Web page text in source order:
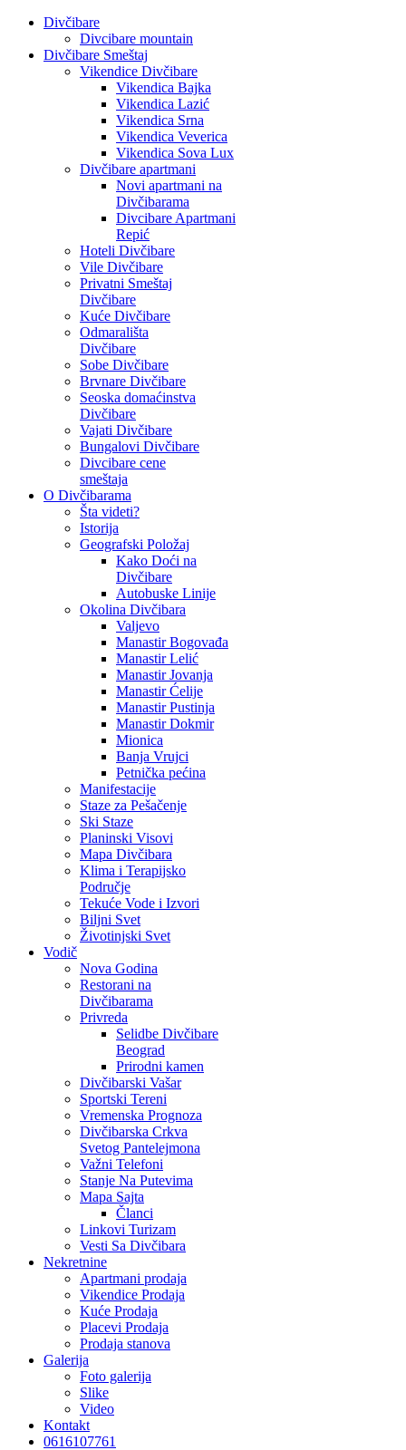
Divčibare
Divcibare mountain
Divčibare Smeštaj
Vikendice Divčibare
Vikendica Bajka
Vikendica Lazić
Vikendica Srna
Vikendica Veverica
Vikendica Sova Lux
Divčibare apartmani
Novi apartmani na
Divčibarama
Divcibare Apartmani
Repić
Hoteli Divčibare
Vile Divčibare
Privatni Smeštaj
Divčibare
Kuće Divčibare
Odmarališta
Divčibare
Sobe Divčibare
Brvnare Divčibare
Seoska domaćinstva
Divčibare
Vajati Divčibare
Bungalovi Divčibare
Divcibare cene
smeštaja
O Divčibarama
Šta videti?
Istorija
Geografski Položaj
Kako Doći na
Divčibare
Autobuske Linije
Okolina Divčibara
Valjevo
Manastir Bogovađa
Manastir Lelić
Manastir Jovanja
Manastir Ćelije
Manastir Pustinja
Manastir Dokmir
Mionica
Banja Vrujci
Petnička pećina
Manifestacije
Staze za Pešačenje
Ski Staze
Planinski Visovi
Mapa Divčibara
Klima i Terapijsko
Područje
Tekuće Vode i Izvori
Biljni Svet
Životinjski Svet
Vodič
Nova Godina
Restorani na
Divčibarama
Privreda
Selidbe Divčibare
Beograd
Prirodni kamen
Divčibarski Vašar
Sportski Tereni
Vremenska Prognoza
Divčibarska Crkva
Svetog Pantelejmona
Važni Telefoni
Stanje Na Putevima
Mapa Sajta
Članci
Linkovi Turizam
Vesti Sa Divčibara
Nekretnine
Apartmani prodaja
Vikendice Prodaja
Kuće Prodaja
Placevi Prodaja
Prodaja stanova
Galerija
Foto galerija
Slike
Video
Kontakt
0616107761